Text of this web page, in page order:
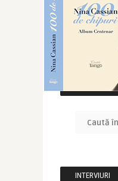
CAUTĂ ÎN SITE
INTERVIURI